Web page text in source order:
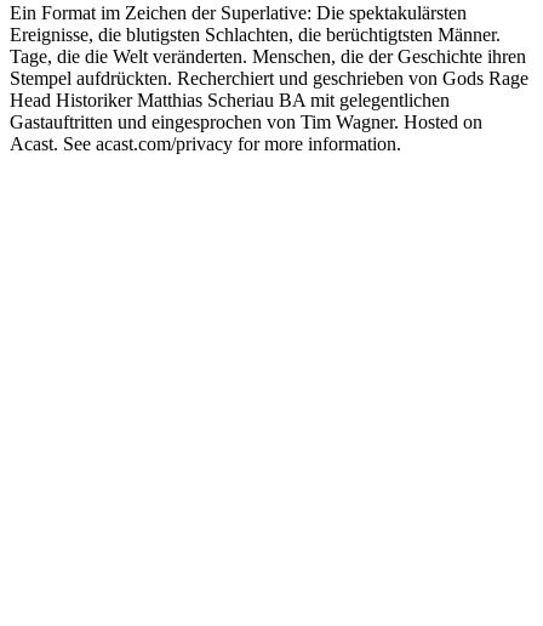
Ein Format im Zeichen der Superlative: Die spektakulärsten
Ereignisse, die blutigsten Schlachten, die berüchtigtsten Männer.
Tage, die die Welt veränderten. Menschen, die der Geschichte ihren
Stempel aufdrückten. Recherchiert und geschrieben von Gods Rage
Head Historiker Matthias Scheriau BA mit gelegentlichen
Gastauftritten und eingesprochen von Tim Wagner. Hosted on
Acast. See acast.com/privacy for more information.